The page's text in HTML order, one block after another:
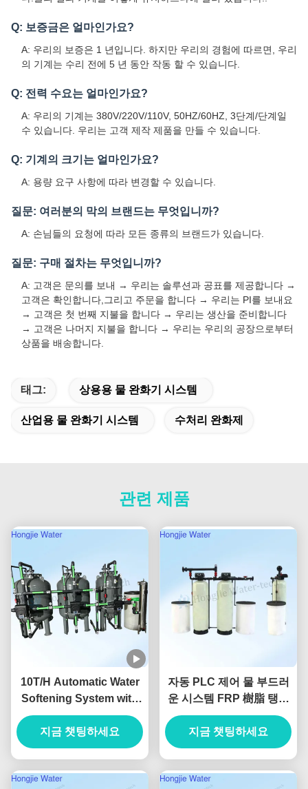
Q: 보증금은 얼마인가요?
A: 우리의 보증은 1 년입니다. 하지만 우리의 경험에 따르면, 우리
의 기계는 수리 전에 5 년 동안 작동 할 수 있습니다.
Q: 전력 수요는 얼마인가요?
A: 우리의 기계는 380V/220V/110V, 50HZ/60HZ, 3단계/단계일
수 있습니다. 우리는 고객 제작 제품을 만들 수 있습니다.
Q: 기계의 크기는 얼마인가요?
A: 용량 요구 사항에 따라 변경할 수 있습니다.
질문: 여러분의 막의 브랜드는 무엇입니까?
A: 손님들의 요청에 따라 모든 종류의 브랜드가 있습니다.
질문: 구매 절차는 무엇입니까?
A: 고객은 문의를 보내 → 우리는 솔루션과 공표를 제공합니다 →
고객은 확인합니다,그리고 주문을 합니다 → 우리는 PI를 보내요
→ 고객은 첫 번째 지불을 합니다 → 우리는 생산을 준비합니다
→ 고객은 나머지 지불을 합니다 → 우리는 우리의 공장으로부터
상품을 배송합니다.
태그: 상용용 물 완화기 시스템
산업용 물 완화기 시스템 수처리 완화제
관련 제품
10T/H Automatic Water
Softening System with
UV Sterilization and Iron
Manganese Removal for
Hotels
지금 챗팅하세요
자동 PLC 제어 물 부드러
운 시스템 FRP 樹脂 탱크
이온 교환 樹脂
지금 챗팅하세요